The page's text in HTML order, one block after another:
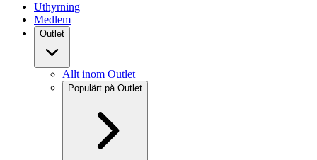
Uthyrning
Medlem
Outlet
Allt inom Outlet
Populärt på Outlet